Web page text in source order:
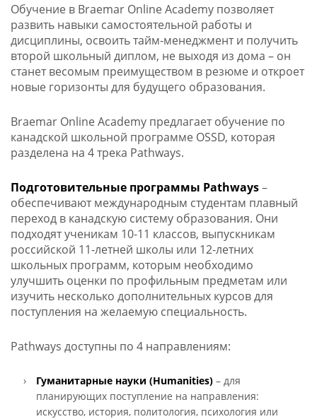
Обучение в Braemar Online Academy позволяет
развить навыки самостоятельной работы и
дисциплины, освоить тайм-менеджмент и получить
второй школьный диплом, не выходя из дома – он
станет весомым преимуществом в резюме и откроет
новые горизонты для будущего образования.
Braemar Online Academy предлагает обучение по
канадской школьной программе OSSD, которая
разделена на 4 трека Pathways.
Подготовительные программы Pathways–
обеспечивают международным студентам плавный
переход в канадскую систему образования. Они
подходят ученикам 10-11 классов, выпускникам
российской 11-летней школы или 12-летних
школьных программ, которым необходимо
улучшить оценки по профильным предметам или
изучить несколько дополнительных курсов для
поступления на желаемую специальность.
Pathways доступны по 4 направлениям:
Гуманитарные науки (Humanities) – для
планирующих поступление на направления:
искусство, история, политология, психология или